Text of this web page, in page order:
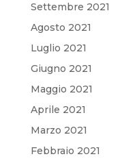
Settembre 2021
Agosto 2021
Luglio 2021
Giugno 2021
Maggio 2021
Aprile 2021
Marzo 2021
Febbraio 2021